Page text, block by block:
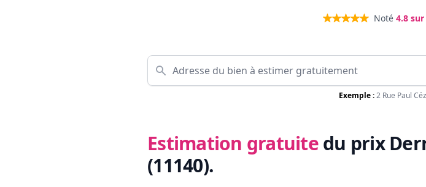
Noté 4.8 sur
Exemple :2 Rue Paul
Estimation gratuite du prix
(11140).